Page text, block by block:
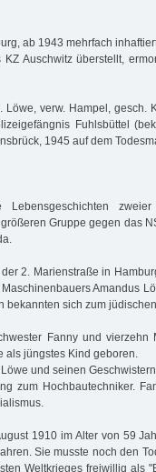
ab 1943 mehrfach
Auschwitz überstellt,
Löwe, verw. Hampel, gesch.
Fuhlsbüttel
1945 auf dem
zweier
Gruppe gegen das
2. Marienstraße in
Amandus
bekannten sich zum
Fanny und vierzehn
als jüngstes Kind geboren.
und seinen
zum Hochbautechniker.
1910 im Alter von 59
Sie musste noch den
Weltkrieges freiwillig als